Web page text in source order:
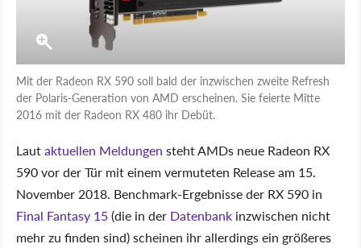
Mit der Radeon RX 590 soll bald der inzwischen zweite Refresh
der Polaris-Generation von AMD erscheinen. Sie feierte Mitte
2016 mit der Radeon RX 480 ihr Debüt.
Lautaktuellen Meldungen steht AMDs neue Radeon RX
590 vor der Tür mit einem vermuteten Release am 15.
November 2018. Benchmark-Ergebnisse der RX 590 in
Final Fantasy 15(die in der Datenbank inzwischen nicht
mehr zu finden sind) scheinen ihr allerdings ein größeres